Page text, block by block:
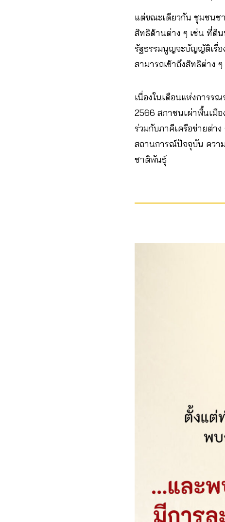
แต่ขณะเดียวกัน ชุมชนช
สิทธิด้านต่าง ๆ เช่น ที่ดิ
รัฐธรรมนูญจะบัญญัติเรื่อ
สามารถเข้าถึงสิทธิต่าง
เนื่องในเดือนแห่งการร
2566 สภาชนเผ่าพื้นเมื
ร่วมกับภาคีเครือข่ายต่า
สถานการณ์ปัจจุบัน ควา
ชาติพันธุ์